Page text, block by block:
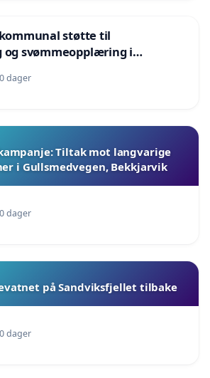
støtte til
svømmeopplæring i
dager
Tiltak mot langvarige
i Gullsmedvegen, Bekkjarvik
dager
på Sandviksfjellet tilbake
dager